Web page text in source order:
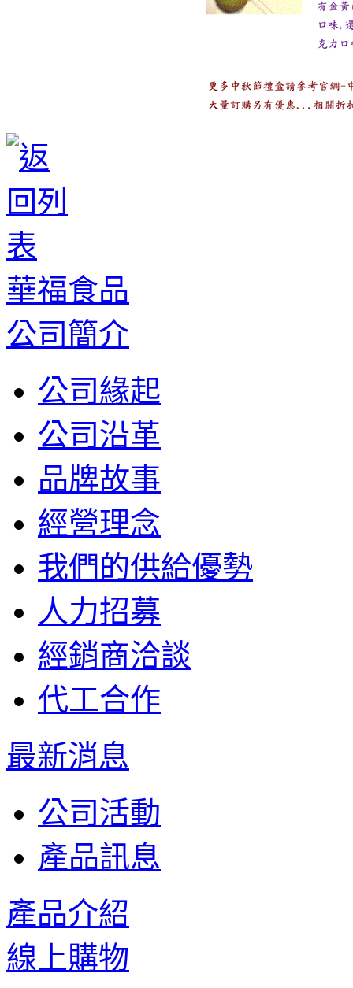
華福食品
公司簡介
公司緣起
公司沿革
品牌故事
經營理念
我們的供給優勢
人力招募
經銷商洽談
代工合作
最新消息
公司活動
產品訊息
產品介紹
線上購物